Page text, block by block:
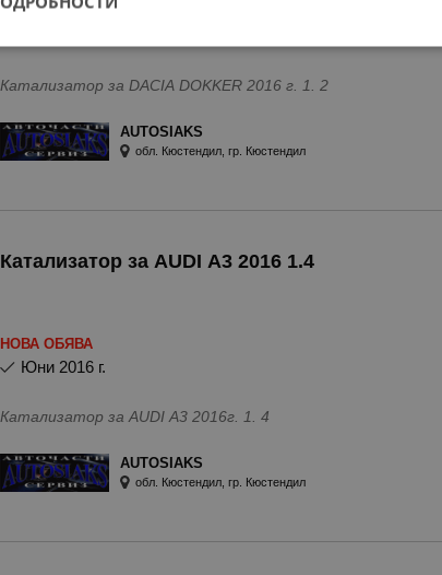
НОВА ОБЯВА
Катализатор за DACIA DOKKER 2016 г. 1. 2
AUTOSIAKS
обл. Кюстендил, гр. Кюстендил
Катализатор за AUDI A3 2016 1.4
НОВА ОБЯВА
юни 2016 г.
Катализатор за AUDI A3 2016г. 1. 4
AUTOSIAKS
обл. Кюстендил, гр. Кюстендил